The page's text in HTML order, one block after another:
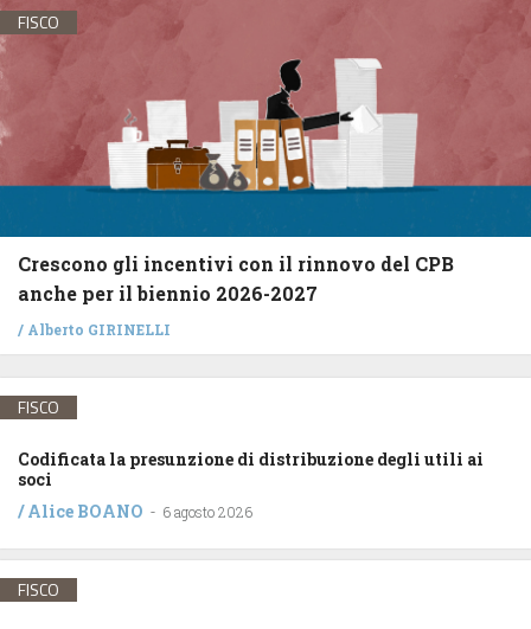
FISCO
Crescono gli incentivi con il rinnovo del CPB
anche per il biennio 2026-2027
/ Alberto GIRINELLI
FISCO
Codificata la presunzione di distribuzione degli utili ai
soci
/Alice BOANO - 6 agosto 2026
FISCO